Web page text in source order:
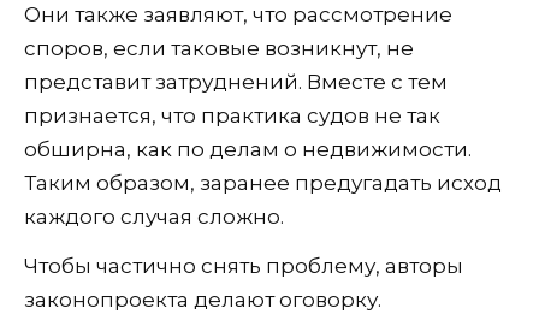
Они также заявляют, что рассмотрение
споров, если таковые возникнут, не
представит затруднений. Вместе с тем
признается, что практика судов не так
обширна, как по делам о недвижимости.
Таким образом, заранее предугадать исход
каждого случая сложно.
Чтобы частично снять проблему, авторы
законопроекта делают оговорку.